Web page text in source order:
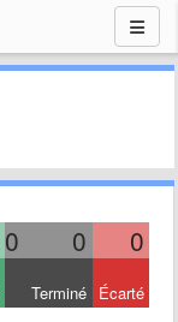
0 0 0
Terminé Écarté